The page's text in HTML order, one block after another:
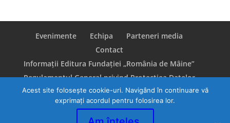
Evenimente Echipa
Parteneri media
Contact
Informații Editura Fundației „România de Mâine”
Regulamentul General privind Protecţiea Datelor
(GDPR)
Acest site folosește cookie-uri. Navigând în continuare vă
exprimați acordul pentru folosirea lor.